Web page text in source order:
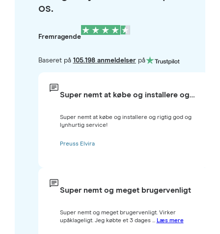
os.
Fremragende
Baseret på 105.198 anmeldelserpå
Super nemt at købe og installere og…
Super nemt at købe og installere og rigtig god og
lynhurtig service!
Preuss Elvira
Super nemt og meget brugervenligt
Super nemt og meget brugervenligt. Virker
upåklageligt. Jeg købte et 3 dages ... Læs mere